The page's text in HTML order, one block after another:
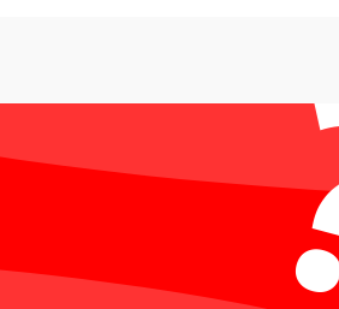
Подробнее →
1500 ₽ Подробнее →